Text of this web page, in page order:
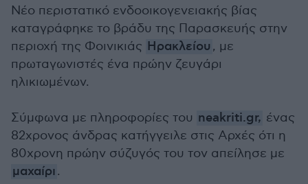
Νέο περιστατικό ενδοοικογενειακής βίας
καταγράφηκε το βράδυ της Παρασκευής στην
περιοχή της Φοινικιάς Ηρακλείου , με
πρωταγωνιστές ένα πρώην ζευγάρι
ηλικιωμένων.
Σύμφωνα με πληροφορίες του neakriti.gr, ένας
82χρονος άνδρας κατήγγειλε στις Αρχές ότι η
80χρονη πρώην σύζυγός του τον απείλησε με
μαχαίρι.